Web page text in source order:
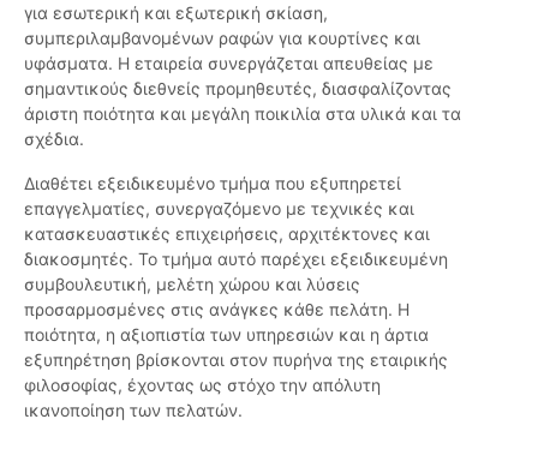
για εσωτερική και εξωτερική σκίαση,
συμπεριλαμβανομένων ραφών για κουρτίνες και
υφάσματα. Η εταιρεία συνεργάζεται απευθείας με
σημαντικούς διεθνείς προμηθευτές, διασφαλίζοντας
άριστη ποιότητα και μεγάλη ποικιλία στα υλικά και τα
σχέδια.
Διαθέτει εξειδικευμένο τμήμα που εξυπηρετεί
επαγγελματίες, συνεργαζόμενο με τεχνικές και
κατασκευαστικές επιχειρήσεις, αρχιτέκτονες και
διακοσμητές. Το τμήμα αυτό παρέχει εξειδικευμένη
συμβουλευτική, μελέτη χώρου και λύσεις
προσαρμοσμένες στις ανάγκες κάθε πελάτη. Η
ποιότητα, η αξιοπιστία των υπηρεσιών και η άρτια
εξυπηρέτηση βρίσκονται στον πυρήνα της εταιρικής
φιλοσοφίας, έχοντας ως στόχο την απόλυτη
ικανοποίηση των πελατών.